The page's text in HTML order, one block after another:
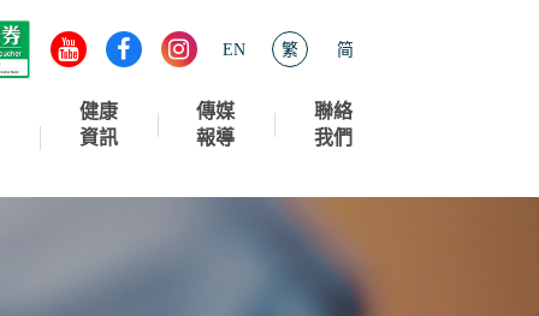
EN 繁 简
健康
資訊
傳媒
報導
聯絡
我們